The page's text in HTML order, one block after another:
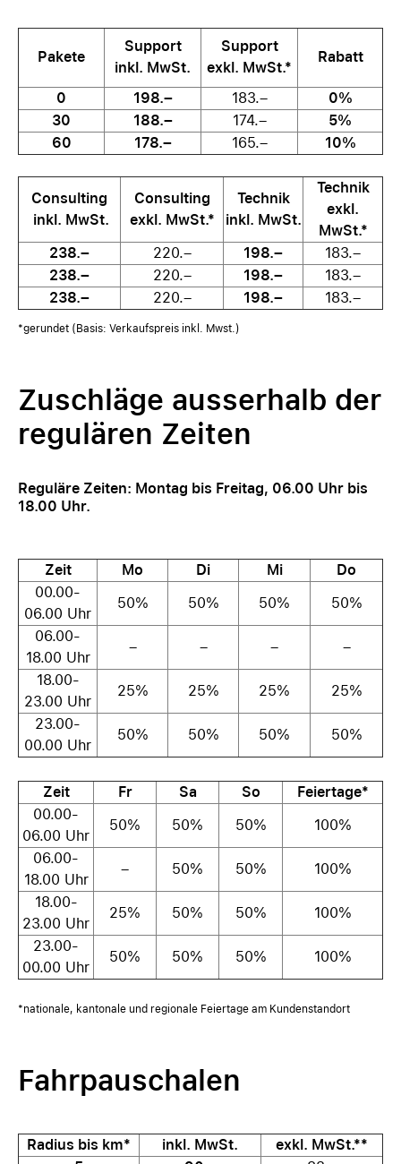
Pakete
Support
inkl. MwSt.
Support
exkl. MwSt.*
Rabatt
0 198.– 183.–
0%
30
188.– 174.–
5%
60
178.– 165.– 10%
Consulting
inkl. MwSt.
Consulting
exkl. MwSt.*
Technik
inkl. MwSt.
Technik
exkl.
MwSt.*
238.–
220.– 198.–
183.–
238.–
220.– 198.–
183.–
238.–
220.– 198.– 183.–
*gerundet (Basis: Verkaufspreis inkl. Mwst.)
Zuschläge ausserhalb der
regulären Zeiten
Reguläre Zeiten: Montag bis Freitag, 06.00 Uhr bis
18.00 Uhr.
Zeit Mo Di Mi
Do
00.00-
06.00 Uhr
50% 50% 50%
50%
06.00-
18.00 Uhr
– – –
–
18.00-
23.00 Uhr
25% 25% 25%
25%
23.00-
00.00 Uhr
50% 50% 50% 50%
Zeit Fr Sa So
Feiertage*
00.00-
06.00 Uhr
50% 50% 50%
100%
06.00-
18.00 Uhr
– 50% 50%
100%
18.00-
23.00 Uhr
25% 50% 50%
100%
23.00-
00.00 Uhr
50% 50% 50% 100%
*nationale, kantonale und regionale Feiertage am Kundenstandort
Fahrpauschalen
Radius bis km* inkl. MwSt.
exkl. MwSt.**